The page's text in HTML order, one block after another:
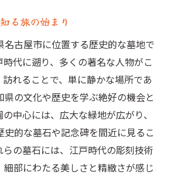
る旅の始まり
名古屋市に位置する歴史的な墓地で
代に遡り、多くの著名な人物がこ
訪れることで、単に静かな場所であ
県の文化や歴史を学ぶ絶好の機会と
中心には、広大な緑地が広がり、
的な墓石や記念碑を間近に見るこ
らの墓石には、江戸時代の彫刻技術
部にわたる美しさと精緻さが感じ